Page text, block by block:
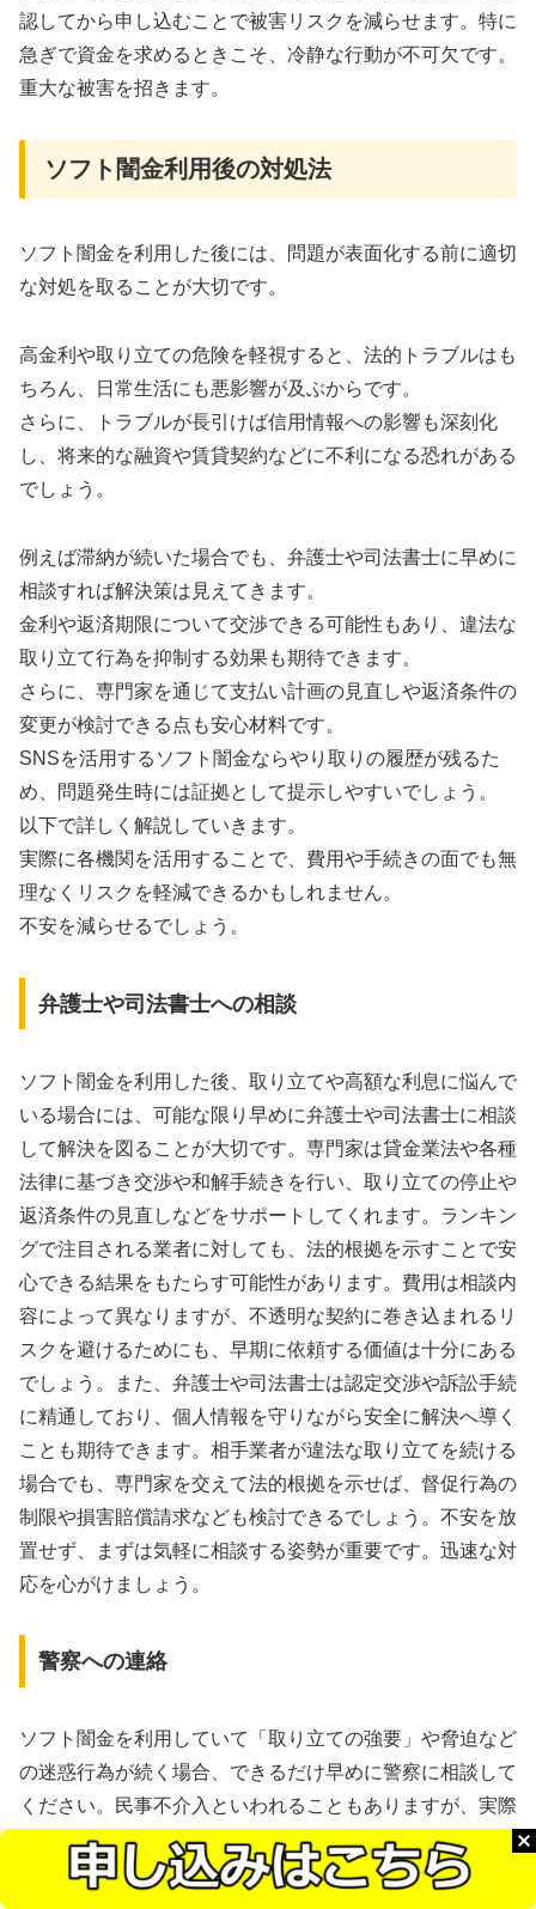
認してから申し込むことで被害リスクを減らせます。特に
急ぎで資金を求めるときこそ、冷静な行動が不可欠です。
重大な被害を招きます。
ソフト闇金利用後の対処法
ソフト闇金を利用した後には、問題が表面化する前に適切
な対処を取ることが大切です。
高金利や取り立ての危険を軽視すると、法的トラブルはも
ちろん、日常生活にも悪影響が及ぶからです。
さらに、トラブルが長引けば信用情報への影響も深刻化
し、将来的な融資や賃貸契約などに不利になる恐れがある
でしょう。
例えば滞納が続いた場合でも、弁護士や司法書士に早めに
相談すれば解決策は見えてきます。
金利や返済期限について交渉できる可能性もあり、違法な
取り立て行為を抑制する効果も期待できます。
さらに、専門家を通じて支払い計画の見直しや返済条件の
変更が検討できる点も安心材料です。
SNSを活用するソフト闇金ならやり取りの履歴が残るた
め、問題発生時には証拠として提示しやすいでしょう。
以下で詳しく解説していきます。
実際に各機関を活用することで、費用や手続きの面でも無
理なくリスクを軽減できるかもしれません。
不安を減らせるでしょう。
弁護士や司法書士への相談
ソフト闇金を利用した後、取り立てや高額な利息に悩んで
いる場合には、可能な限り早めに弁護士や司法書士に相談
して解決を図ることが大切です。専門家は貸金業法や各種
法律に基づき交渉や和解手続きを行い、取り立ての停止や
返済条件の見直しなどをサポートしてくれます。ランキン
グで注目される業者に対しても、法的根拠を示すことで安
心できる結果をもたらす可能性があります。費用は相談内
容によって異なりますが、不透明な契約に巻き込まれるリ
スクを避けるためにも、早期に依頼する価値は十分にある
でしょう。また、弁護士や司法書士は認定交渉や訴訟手続
に精通しており、個人情報を守りながら安全に解決へ導く
ことも期待できます。相手業者が違法な取り立てを続ける
場合でも、専門家を交えて法的根拠を示せば、督促行為の
制限や損害賠償請求なども検討できるでしょう。不安を放
置せず、まずは気軽に相談する姿勢が重要です。迅速な対
応を心がけましょう。
警察への連絡
ソフト闇金を利用していて「取り立ての強要」や脅迫など
の迷惑行為が続く場合、できるだけ早めに警察に相談して
ください。民事不介入といわれることもありますが、実際
に強要や詐欺的な手口があれば刑事事件として扱われる可
能性があります。警察に状況を正確に伝え、証拠があれば